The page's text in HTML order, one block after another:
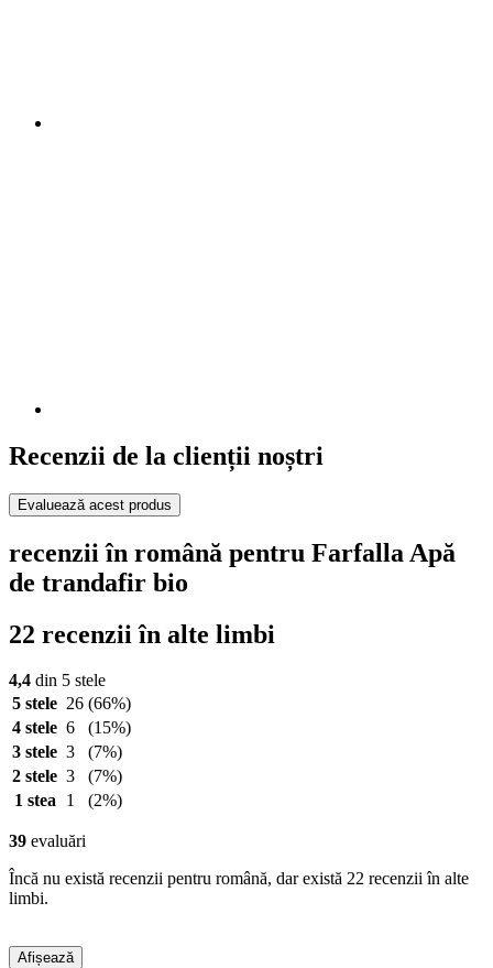
Recenzii de la clienții noștri
Evaluează acest produs
recenzii în română pentru Farfalla Apă
de trandafir bio
22 recenzii în alte limbi
4,4 din 5 stele
5 stele 26 (66%)
4 stele 6
(15%)
3 stele 3
(7%)
2 stele 3
(7%)
1 stea
1 (2%)
39 evaluări
Încă nu există recenzii pentru română, dar există 22 recenzii în alte
limbi.
Afișează